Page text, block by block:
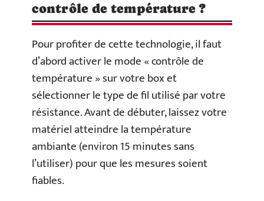
contrôle de température ?
Pour profiter de cette technologie, il faut
d’abord activer le mode « contrôle de
température » sur votre box et
sélectionner le type de fil utilisé par votre
résistance. Avant de débuter, laissez votre
matériel atteindre la température
ambiante (environ 15 minutes sans
l’utiliser) pour que les mesures soient
fiables.